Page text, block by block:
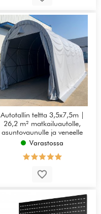
Autotallin teltta 3,5x7,5m |
26,2 m² matkailuautolle,
asuntovaunulle ja veneelle
Varastossa